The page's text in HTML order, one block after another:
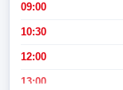
09:00
10:30
12:00
13:00